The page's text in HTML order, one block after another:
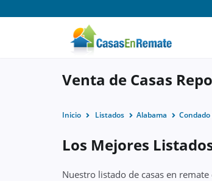
Venta de Casas
Inicio Listados Alabama
Los Mejores
Nuestro listado de casas en